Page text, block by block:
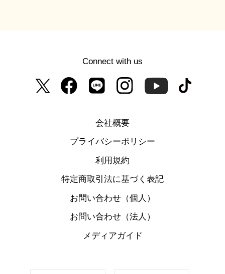
Connect with us
会社概要
プライバシーポリシー
利用規約
特定商取引法に基づく表記
お問い合わせ（個人）
お問い合わせ（法人）
メディアガイド